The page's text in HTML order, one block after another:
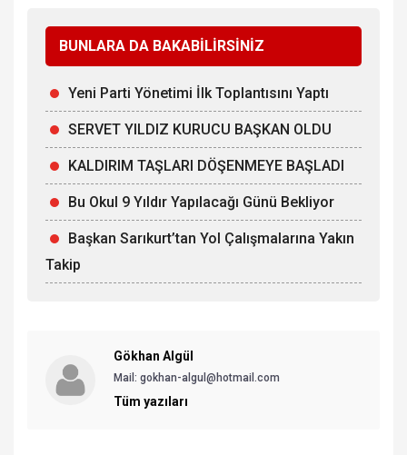
BUNLARA DA BAKABİLİRSİNİZ
Yeni Parti Yönetimi İlk Toplantısını Yaptı
SERVET YILDIZ KURUCU BAŞKAN OLDU
KALDIRIM TAŞLARI DÖŞENMEYE BAŞLADI
Bu Okul 9 Yıldır Yapılacağı Günü Bekliyor
Başkan Sarıkurt’tan Yol Çalışmalarına Yakın
Takip
Gökhan Algül
Mail: gokhan-algul@hotmail.com
Tüm yazıları